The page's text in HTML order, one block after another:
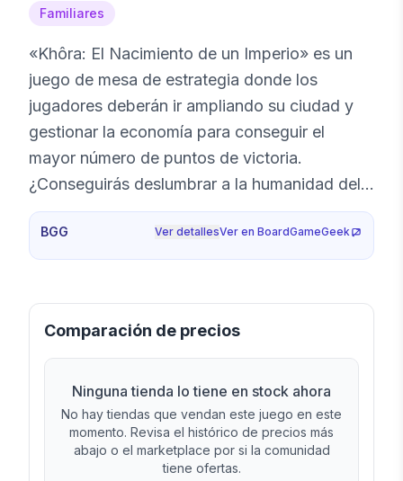
Familiares
«Khôra: El Nacimiento de un Imperio» es un
juego de mesa de estrategia donde los
jugadores deberán ir ampliando su ciudad y
gestionar la economía para conseguir el
mayor número de puntos de victoria.
¿Conseguirás deslumbrar a la humanidad del
mundo antiguo con la luz de tu civilización?
En este juego los jugadores se convierten en
líderes de una ciudad-estado de la Grecia
Esparta, Tebas, Argos, Olimpia, Mileto o
Corinto con el objetivo de desarrollar todo su
potencial y deslumbrar a la humanidad del
mundo antiguo. A lo largo de nueve rondas,
los contendientes deberán decidir en qué
invierten sus acciones (de las siete
disponibles) y así determinar el progreso de
BGG Ver detallesVer en BoardGameGeek
Comparación de precios
Ninguna tienda lo tiene en stock ahora
No hay tiendas que vendan este juego en este
momento. Revisa el histórico de precios más
abajo o el marketplace por si la comunidad
tiene ofertas.